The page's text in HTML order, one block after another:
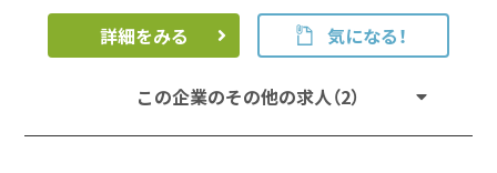
詳細をみる 気になる！
この企業のその他の求人（2）